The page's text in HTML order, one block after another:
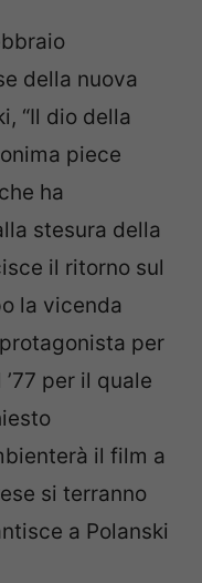
della nuova
“Il dio della
piece
ha
stesura della
il ritorno sul
la vicenda
per
per il quale
il film a
si terranno
a Polanski